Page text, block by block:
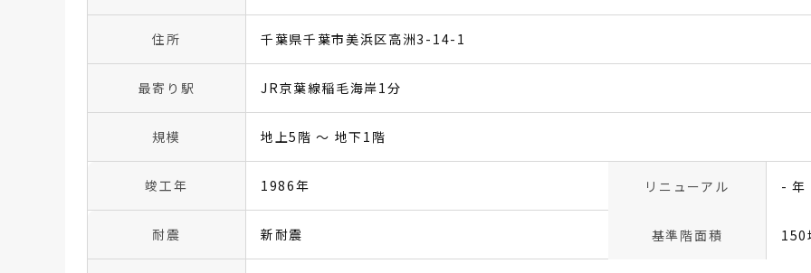
住所 千葉県千葉市美浜区高洲3-14-1
最寄り駅 JR京葉線稲毛海岸1分
規模 地上5階 〜 地下1階
竣工年 1986年 リニューアル - 年
耐震 新耐震 基準階面積 150